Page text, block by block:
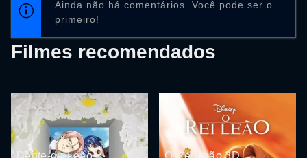
Ainda não há comentários. Você pode ser o
primeiro!
Filmes recomendados